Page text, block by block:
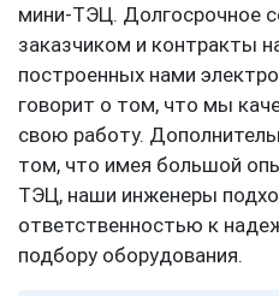
мини-ТЭЦ. Долгосрочное
заказчиком и контракты
построенных нами
говорит о том, что мы
свою работу.
том, что имея большой
ТЭЦ, наши инженеры
ответственностью к
подбору оборудования.